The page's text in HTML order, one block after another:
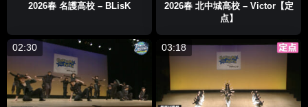
2026春 名護高校 – BLisK
2026春 北中城高校 – Victor【定
点】
02:30 03:18